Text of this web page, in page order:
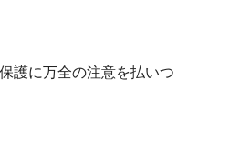
護に万全の注意を払いつ